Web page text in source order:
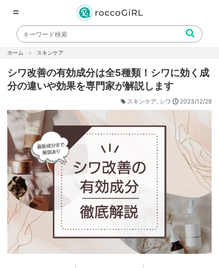
〓
ホーム スキンケア
シワ改善の有効成分は全5種類！シワに効く成
分の違いや効果を専門家が解説します
スキンケア シワ 2023/12/28